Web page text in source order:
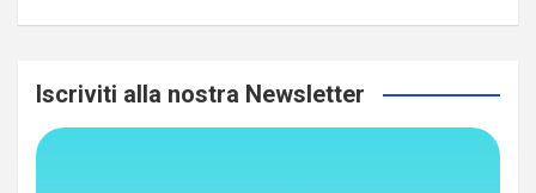
Iscriviti alla nostra Newsletter